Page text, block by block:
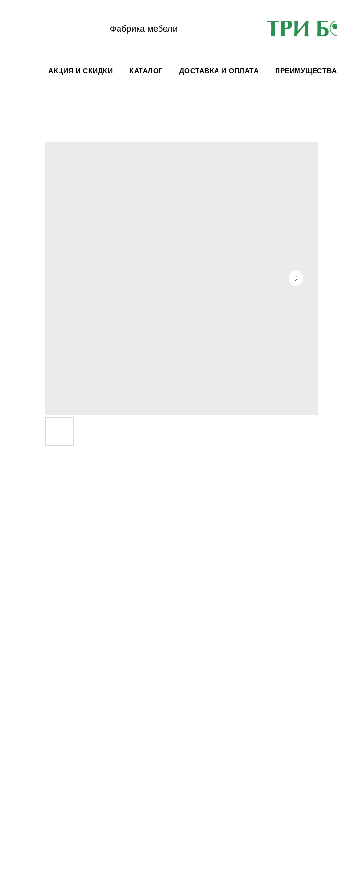
Фабрика мебели
АКЦИЯ И СКИДКИ КАТАЛОГ ДОСТАВКА И ОПЛАТА ПРЕИМУЩЕСТВА